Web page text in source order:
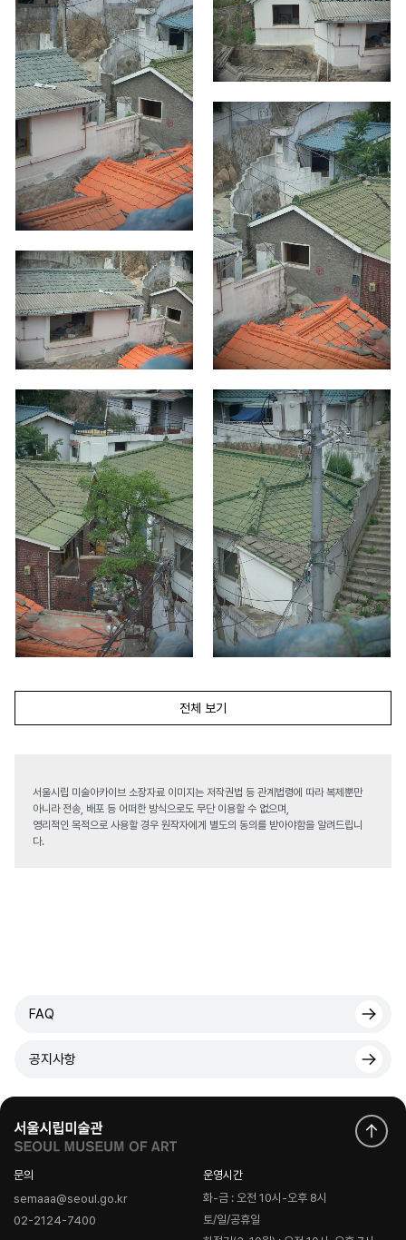
전체 보기
서울시립 미술아카이브 소장자료 이미지는 저작권법 등 관계법령에 따라 복제뿐만
아니라 전송, 배포 등 어떠한 방식으로도 무단 이용할 수 없으며,
영리적인 목적으로 사용할 경우 원작자에게 별도의 동의를 받아야함을 알려드립니
다.
FAQ
공지사항
문의
semaaa@seoul.go.kr
02-2124-7400
운영시간
화-금 : 오전 10시-오후 8시
토/일/공휴일